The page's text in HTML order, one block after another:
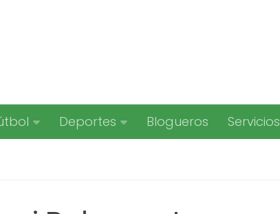
Deportes Blogueros Servicios